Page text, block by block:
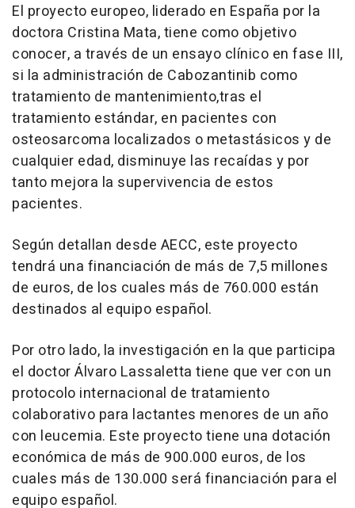
El proyecto europeo, liderado en España por la
doctora Cristina Mata, tiene como objetivo
conocer, a través de un ensayo clínico en fase III,
si la administración de Cabozantinib como
tratamiento de mantenimiento,tras el
tratamiento estándar, en pacientes con
osteosarcoma localizados o metastásicos y de
cualquier edad, disminuye las recaídas y por
tanto mejora la supervivencia de estos
pacientes.
Según detallan desde AECC, este proyecto
tendrá una financiación de más de 7,5 millones
de euros, de los cuales más de 760.000 están
destinados al equipo español.
Por otro lado, la investigación en la que participa
el doctor Álvaro Lassaletta tiene que ver con un
protocolo internacional de tratamiento
colaborativo para lactantes menores de un año
con leucemia. Este proyecto tiene una dotación
económica de más de 900.000 euros, de los
cuales más de 130.000 será financiación para el
equipo español.